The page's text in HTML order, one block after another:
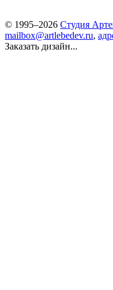
© 1995–2026 Студия
mailbox@artlebedev.ru,
Заказать дизайн...